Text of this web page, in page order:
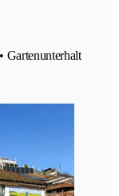
Gartenunterhalt